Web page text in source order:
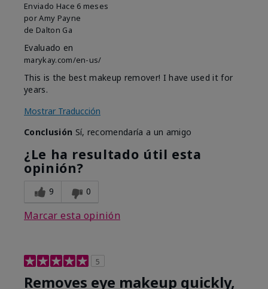
Enviado Hace 6 meses
porAmy Payne
de Dalton Ga
Evaluado en
marykay.com/en-us/
This is the best makeup remover! I have used it for
years.
Mostrar Traducción
Conclusión Sí, recomendaría a un amigo
¿Le ha resultado útil esta
opinión?
9 0
Marcar esta opinión
5
Removes eye makeup quickly,